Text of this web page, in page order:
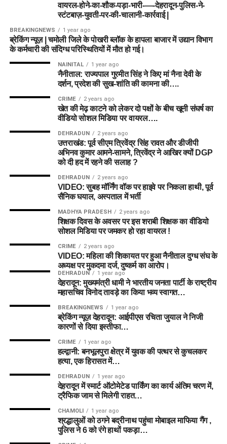
वायरल-होने-का-शौक-पड़ा-भारी-—-देहरादून-पुलिस-ने-
स्टंटबाज़-युवती-पर-की-चालानी-कार्रवाई |
BREAKINGNEWS 1 year ago
ब्रेकिंग न्यूज़ | चमोली जिले के पोखरी ब्लॉक के हापला बाजार में उद्यान विभाग
के कर्मचारी की संदिग्ध परिस्थितियों में मौत हो गई।
NAINITAL 1 year ago
नैनीताल: राज्यपाल गुरमीत सिंह ने किए मां नैना देवी के
दर्शन, प्रदेश की सुख-शांति की कामना की….
CRIME 2 years ago
खेत की मेढ़ काटने को लेकर दो पक्षों के बीच खूनी संघर्ष का
वीडियो सोशल मिडिया पर वायरल….
DEHRADUN 2 years ago
उत्तराखंड: पूर्व सीएम त्रिवेंद्र सिंह रावत और डीजीपी
अभिनव कुमार आमने-सामने, त्रिवेंद्र ने आखिर क्यों DGP
को दी हद में रहने की सलाह ?
DEHRADUN 2 years ago
VIDEO: सुबह मॉर्निंग वॉक पर हाइवे पर निकला हाथी, पूर्व
सैनिक घयाल, अस्पताल में भर्ती
MADHYA PRADESH 2 years ago
शिक्षक दिवस के अवसर पर इस शराबी शिक्षक का वीडियो
सोशल मिडिया पर जमकर हो रहा वायरल !
CRIME 2 years ago
VIDEO: महिला की शिकायत पर हुआ नैनीताल दुग्ध संघ के
अध्यक्ष पर मुकदमा दर्ज, दुष्कर्म का आरोप।
DEHRADUN 1 year ago
देहरादून: मुख्यमंत्री धामी ने भारतीय जनता पार्टी के राष्ट्रीय
महासचिव विनोद तावड़े का किया भव्य स्वागत…
BREAKINGNEWS 1 year ago
ब्रेकिंग न्यूज़ देहरादून: आईपीएस रचिता जुयाल ने निजी
कारणों से दिया इस्तीफा…
CRIME 1 year ago
हल्द्वानी: बनभूलपुरा क्षेत्र में युवक की पत्थर से कुचलकर
हत्या, एक हिरासत में…
DEHRADUN 1 year ago
देहरादून में स्मार्ट ऑटोमेटेड पार्किंग का कार्य अंतिम चरण में,
ट्रैफिक जाम से मिलेगी राहत…
CHAMOLI 1 year ago
श्रद्धालुओं को ठगने बद्रीनाथ पहुंचा मोबाइल माफिया गैंग ,
पुलिस ने 6 को रंगे हाथों पकड़ा…